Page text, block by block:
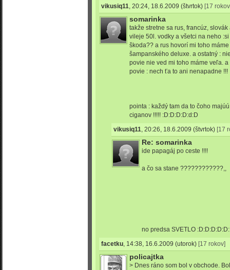
vikusiq11, 20:24, 18.6.2009 (štvrtok) [17
somarinka
takže stretne sa rus, francúz,
vileje 50l. vodky a všetci na neho
škoda?? a rus hovorí mi toho
šampanského deluxe. a ostatný :
povie nie ved mi toho máme veľa.
povie : nech ťa to ani nenapadne !!!
pointa : každý tam da to čoho
ciganov !!!!! :D:D:D:D:d:D
vikusiq11, 20:26, 18.6.2009 (štvrtok) [17
Re: somarinka
ide papagáj po ceste !!!!
a čo sa stane ????????????,,
no predsa SVETLO
facetku, 14:38, 16.6.2009 (utorok) [17 rokov]
policajtka
> Dnes ráno som bol v obchode.